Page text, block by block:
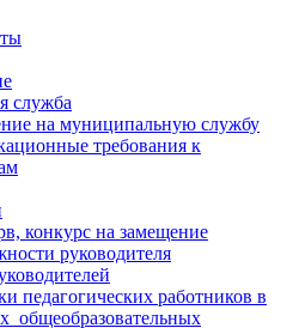
служба
на муниципальную службу
требования к
конкурс на замещение
руководителя
педагогических работников в
общеобразовательных